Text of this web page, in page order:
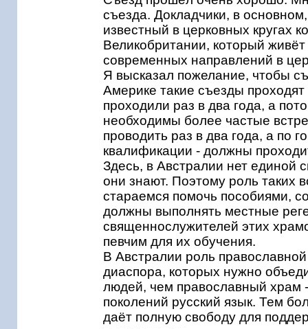
съезда. Докладчики, в
известный в церковных кругах
Великобритании, который
современных направлений в
Я высказал пожелание, чтобы
Америке такие съезды
проходили раз в два года, а
необходимы более частые
проводить раз в два года, а по
квалификации - должны
Здесь, в Австралии нет единой
они знают. Поэтому роль таких
стараемся помочь пособиями,
должны выполнять местные
священнослужителей этих
певчим для их обучения.
В Австралии роль
диаспора, которых нужно
людей, чем православный храм
поколений русский язык. Тем
даёт полную свободу для